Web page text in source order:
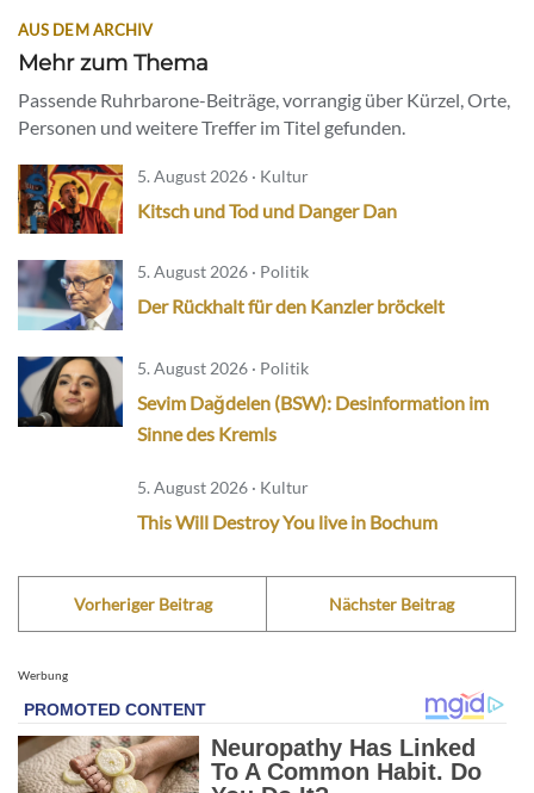
AUS DEM ARCHIV
Mehr zum Thema
Passende Ruhrbarone-Beiträge, vorrangig über Kürzel, Orte,
Personen und weitere Treffer im Titel gefunden.
5. August 2026 · Kultur
Kitsch und Tod und Danger Dan
5. August 2026 · Politik
Der Rückhalt für den Kanzler bröckelt
5. August 2026 · Politik
Sevim Dağdelen (BSW): Desinformation im
Sinne des Kremls
5. August 2026 · Kultur
This Will Destroy You live in Bochum
Vorheriger Beitrag Nächster Beitrag
Werbung